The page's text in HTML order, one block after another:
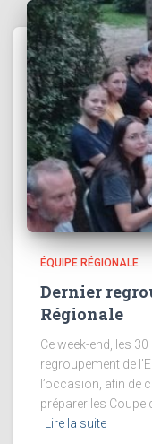
ÉQUIPE RÉGIONALE
Dernier
Régionale
Ce week-end, les
regroupement de
l’occasion, afin de
préparer les Coupe
Lire la suite